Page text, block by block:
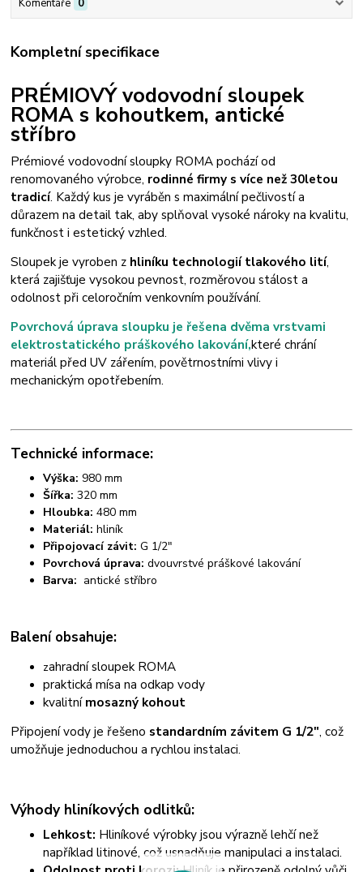
Komentáře 0
Kompletní specifikace
PRÉMIOVÝ vodovodní sloupek
ROMA s kohoutkem, antické
stříbro
Prémiové vodovodní sloupky ROMA pochází od
renomovaného výrobce, rodinné firmy s více než 30letou
tradicí. Každý kus je vyráběn s maximální pečlivostí a
důrazem na detail tak, aby splňoval vysoké nároky na kvalitu,
funkčnost i estetický vzhled.
Sloupek je vyroben z hliníku technologií tlakového lití,
která zajišťuje vysokou pevnost, rozměrovou stálost a
odolnost při celoročním venkovním používání.
Povrchová úprava sloupku je řešena dvěma vrstvami
elektrostatického práškového lakování,které chrání
materiál před UV zářením, povětrnostními vlivy i
mechanickým opotřebením.
Technické informace:
Výška: 980 mm
Šířka: 320 mm
Hloubka: 480 mm
Materiál: hliník
Připojovací závit: G 1/2"
Povrchová úprava: dvouvrstvé práškové lakování
Barva: antické stříbro
Balení obsahuje:
zahradní sloupek ROMA
praktická mísa na odkap vody
kvalitnímosazný kohout
Připojení vody je řešeno standardním závitem G 1/2", což
umožňuje jednoduchou a rychlou instalaci.
Výhody hliníkových odlitků:
Lehkost: Hliníkové výrobky jsou výrazně lehčí než
například litinové, což usnadňuje manipulaci a instalaci.